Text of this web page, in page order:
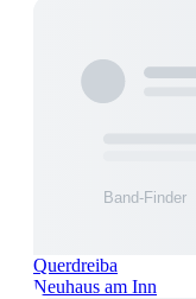
Querdreiba
Neuhaus am Inn